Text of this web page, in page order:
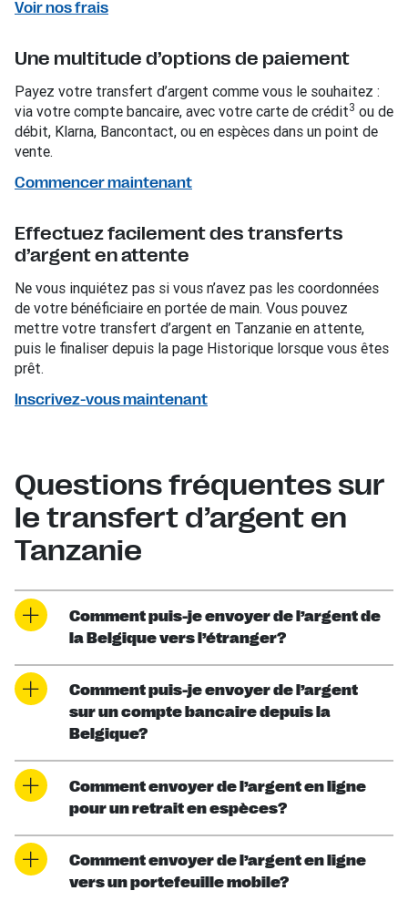
Voir nos frais
Une multitude d’options de paiement
Payez votre transfert d’argent comme vous le souhaitez :
via votre compte bancaire, avec votre carte de crédit3 ou de
débit, Klarna, Bancontact, ou en espèces dans un point de
vente.
Commencer maintenant
Effectuez facilement des transferts
d’argent en attente
Ne vous inquiétez pas si vous n’avez pas les coordonnées
de votre bénéficiaire en portée de main. Vous pouvez
mettre votre transfert d’argent en Tanzanie en attente,
puis le finaliser depuis la page Historique lorsque vous êtes
prêt.
Inscrivez-vous maintenant
Questions fréquentes sur
le transfert d’argent en
Tanzanie
Comment puis-je envoyer de l’argent de
la Belgique vers l’étranger?
Comment puis-je envoyer de l’argent
sur un compte bancaire depuis la
Belgique?
Comment envoyer de l’argent en ligne
pour un retrait en espèces?
Comment envoyer de l’argent en ligne
vers un portefeuille mobile?